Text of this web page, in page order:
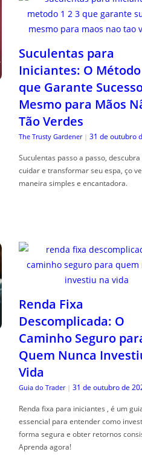
Suculentas para
Iniciantes: O Método
que Garante
Mesmo para Mãos
Tão Verdes
The Trusty Gardener | 31 de outubro
Suculentas passo a passo,
cuidar e transformar seu espa, ço
maneira simples e encantadora.
Renda Fixa
Descomplicada: O
Caminho Seguro
Quem Nunca
Vida
Guia do Trader | 31 de outubro de
Renda fixa para iniciantes , é um
essencial para entender como
forma segura e obter retornos
Aprenda agora!